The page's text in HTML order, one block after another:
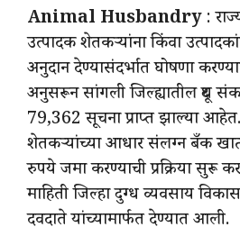
Animal Husbandry :
उत्पादक शेतकऱ्यांना किंवा
अनुदान देण्यासंदर्भात घोषणा
अनुसरून सांगली जिल्ह्यातील दूध
79,362 सूचना प्राप्त झाल्या आहेत.
शेतकऱ्यांच्या आधार संलग्न बँक
रुपये जमा करण्याची प्रक्रिया सुरू
माहिती जिल्हा दुग्ध व्यवसाय
दवदाते यांच्यामार्फत देण्यात आली.